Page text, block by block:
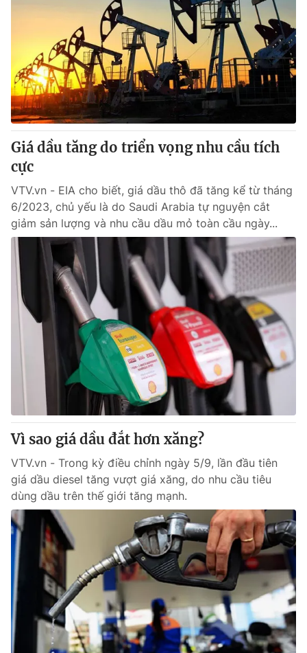
Giải sao mai
Làm đẹp
Chất lượng cuộc sống
Học trực tuyến
Công nghệ
Hitech Công nghệ tương lai
Sản phẩm
Thị trường
Tư vấn
Giao lưu trực tuyến
Lịch phát sóng
Chuyên mục khác
Emagazine Podcast
Photo Infographic
Video Shorts video
VTV Money VTV Thể thao
VTV Sức khoẻ Bất động sản
Thị trường 24h Tấm lòng Việt
VTV4 Vươn mình bằng AI
VTV9 VTV8
Liên hệ tòa soạn English
THỜI BÁO VTV
Theo dõi báo trên
Giá dầu tăng do triển vọng nhu cầu tích
cực
VTV.vn - EIA cho biết, giá dầu thô đã tăng kể từ tháng
6/2023, chủ yếu là do Saudi Arabia tự nguyện cắt
giảm sản lượng và nhu cầu dầu mỏ toàn cầu ngày...
Vì sao giá dầu đắt hơn xăng?
VTV.vn - Trong kỳ điều chỉnh ngày 5/9, lần đầu tiên
giá dầu diesel tăng vượt giá xăng, do nhu cầu tiêu
dùng dầu trên thế giới tăng mạnh.